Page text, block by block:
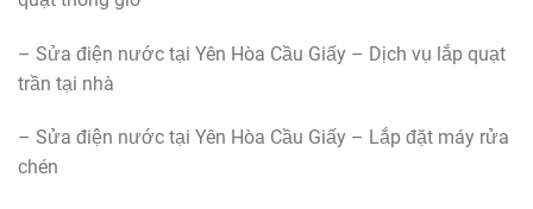
– Sửa điện nước tại Yên Hòa Cầu Giấy – Dịch vụ lắp quạt
trần tại nhà
– Sửa điện nước tại Yên Hòa Cầu Giấy – Lắp đặt máy rửa
chén